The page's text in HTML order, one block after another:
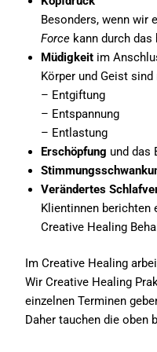
Besonders, wenn wir
Force kann durch
Müdigkeit im
Körper und Geist
– Entgiftung
– Entspannung
– Entlastung
Erschöpfung und das
Verändertes
Klientinnen berichten
Creative Healing
Im Creative Healing
Wir Creative Healing
einzelnen Terminen
Daher tauchen die oben